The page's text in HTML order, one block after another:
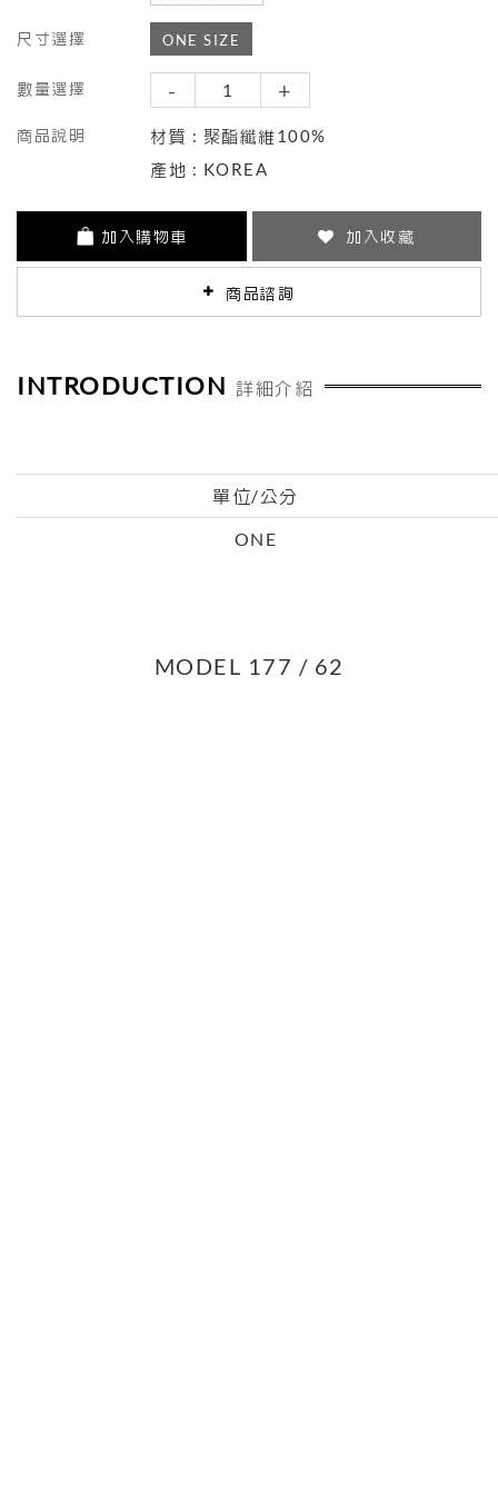
尺寸選擇 ONE SIZE
數量選擇 - +
商品說明
材質 : 聚酯纖維100%
產地 : KOREA
加入購物車 加入收藏
商品諮詢
INTRODUCTION 詳細介紹
單位/公分
ONE
MODEL 177 / 62